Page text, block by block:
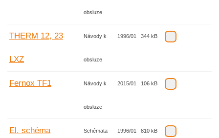
obsluze
THERM 12, 23
LXZ
Návody k
obsluze
1996/01 344 kB
Fernox TF1 Návody k
obsluze
2015/01 106 kB
El. schéma Schémata 1996/01 810 kB